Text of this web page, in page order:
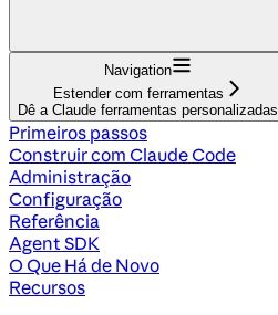
Navigation
Estender com ferramentas
Dê a Claude ferramentas personalizadas
Primeiros passos
Construir com Claude Code
Administração
Configuração
Referência
Agent SDK
O Que Há de Novo
Recursos